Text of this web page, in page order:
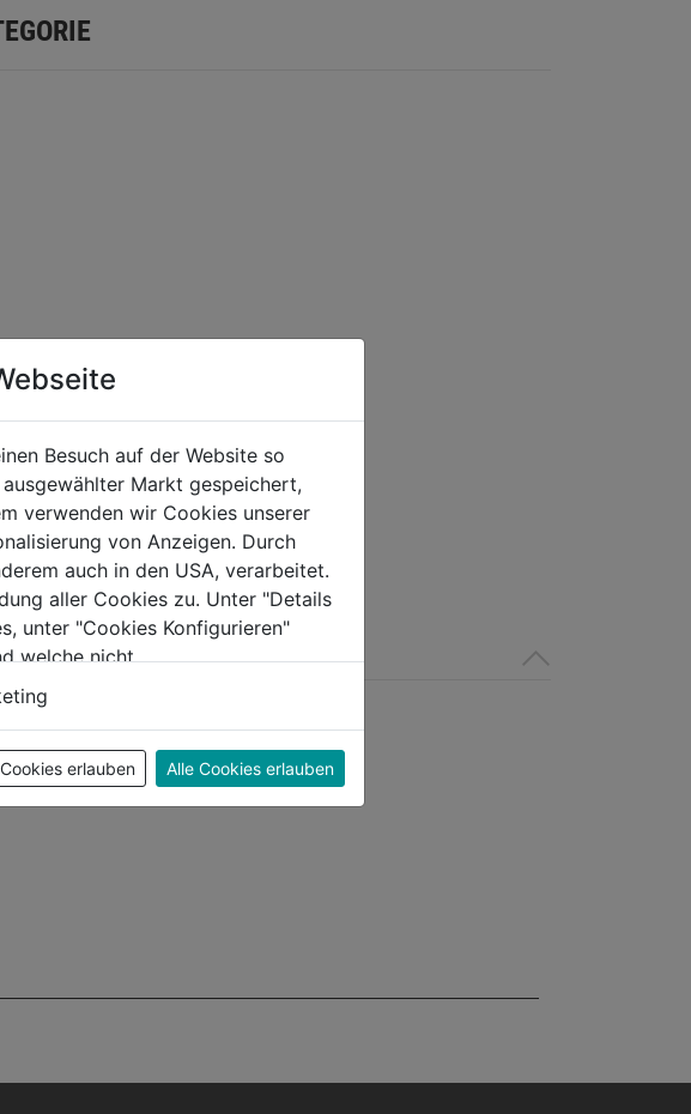
Besuch auf der Website so
Markt gespeichert,
verwenden wir Cookies unserer
von Anzeigen. Durch
auch in den USA, verarbeitet.
aller Cookies zu. Unter "Details
unter "Cookies Konfigurieren"
welche nicht.
erlauben Alle Cookies erlauben